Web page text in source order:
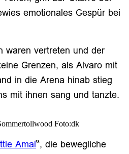
emotionales Gespür bei
waren vertreten und der
Grenzen, als Alvaro mit
in die Arena hinab stieg
mit ihnen sang und tanzte.
Foto:dk
Amal“, die bewegliche